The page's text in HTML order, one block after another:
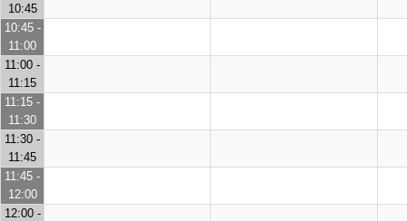
10:45
10:45 -
11:00
11:00 -
11:15
11:15 -
11:30
11:30 -
11:45
11:45 -
12:00
12:00 -